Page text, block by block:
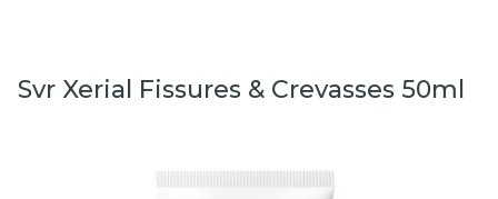
Svr Xerial Fissures & Crevasses 50ml